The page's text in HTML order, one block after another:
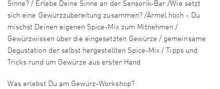
Sinne? / Erlebe Deine Sinne an der Sensorik-Bar /Wie setzt
sich eine Gewürzzubereitung zusammen? /Ärmel hoch - Du
mischst Deinen eigenen Spice-Mix zum Mitnehmen /
Gewürzwissen über die eingesetzten Gewürze / gemeinsame
Degustation der selbst hergestellten Spice-Mix / Tipps und
Tricks rund um Gewürze aus erster Hand
Was erlebst Du am Gewürz-Workshop?